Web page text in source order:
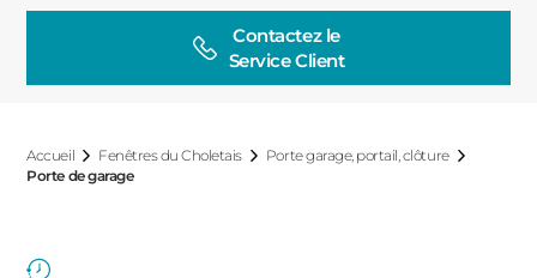
Contactez le
Service Client
Accueil Fenêtres du Choletais
Porte garage, portail, clôture
Porte de garage
ACIER